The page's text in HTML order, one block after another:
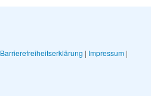
Barrierefreiheitserklärung | Impressum|